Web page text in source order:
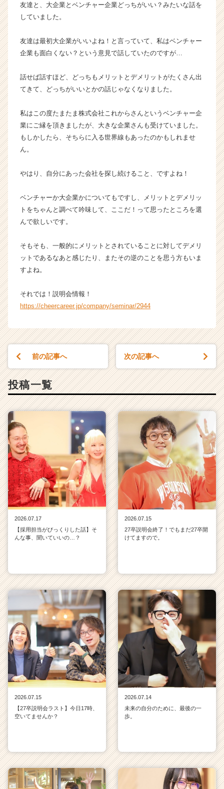
活
ア
ャ
リ
（C
e
e
a
e
e
r）
友達と、大企業とベンチャー企業どっちがいい？みたいな話を
していました。
友達は最初大企業がいいよね！と言っていて、私はベンチャー
企業も面白くない？という意見で話していたのですが…
話せば話すほど、どっちもメリットとデメリットがたくさん出
てきて、どっちがいいとかの話じゃなくなりました。
私はこの度たまたま株式会社これからさんというベンチャー企
業にご縁を頂きましたが、大きな企業さんも受けていました。
もしかしたら、そちらに入る世界線もあったのかもしれませ
ん。
やはり、自分にあった会社を探し続けること、ですよね！
ベンチャーか大企業かについてもですし、メリットとデメリッ
トをちゃんと調べて吟味して、ここだ！って思ったところを選
んで欲しいです。
そもそも、一般的にメリットとされていることに対してデメリ
ットであるなあと感じたり、またその逆のことを思う方もいま
すよね。
それでは！説明会情報！
https://cheercareer.jp/company/seminar/2944
前の記事へ 次の記事へ
投稿一覧
2026.07.17
【採用担当がびっくりした話】そ
んな事、聞いていいの…？
2026.07.15
27卒説明会終了！でもまだ27卒開
けてますので。
2026.07.15
【27卒説明会ラスト】今日17時、
空いてませんか？
2026.07.14
未来の自分のために、最後の一
歩。